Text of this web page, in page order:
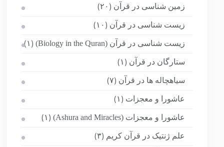
زمین شناسی در قرآن (۲۰)
زیست شناسی در قرآن (۱۰)
زیست شناسی در قرآن (Biology in the Quran) (۱)
ستارگان در قرآن (۱)
سیاهچاله ها در قرآن (۷)
عاشورا و معجزات (۱)
عاشورا و معجزات (Ashura and Miracles) (۱)
علم ژنتیک در قرآن کریم (۳)